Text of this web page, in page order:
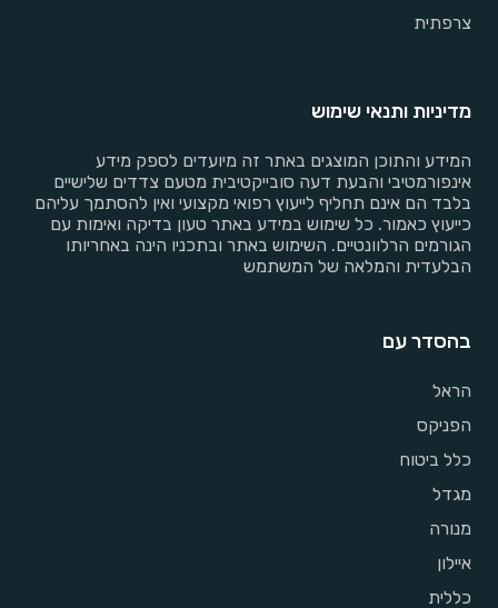
צרפתית
מדיניות ותנאי שימוש
המידע והתוכן המוצגים באתר זה מיועדים לספק מידע
אינפורמטיבי והבעת דעה סובייקטיבית מטעם צדדים שלישיים
בלבד הם אינם תחליף לייעוץ רפואי מקצועי ואין להסתמך עליהם
כייעוץ כאמור. כל שימוש במידע באתר טעון בדיקה ואימות עם
הגורמים הרלוונטיים. השימוש באתר ובתכניו הינה באחריותו
הבלעדית והמלאה של המשתמש
בהסדר עם
הראל
הפניקס
כלל ביטוח
מגדל
מנורה
איילון
כללית